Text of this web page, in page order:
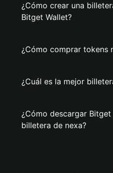
¿Cómo crear una
Bitget Wallet?
¿Cómo comprar tokens
¿Cuál es la mejor
¿Cómo descargar
billetera de nexa?